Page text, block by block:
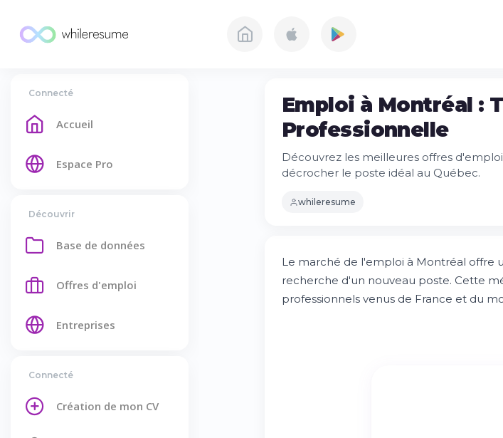
Connecté
Accueil
Espace Pro
Découvrir
Base de données
Offres d'emploi
Entreprises
Connecté
Création de mon CV
Emploi à Montréal :
Professionnelle
Découvrez les meilleures offres
décrocher le poste idéal au Québec.
whileresume
Le marché de l'emploi à Montréal offre
recherche d'un nouveau poste. Cette
professionnels venus de France et du